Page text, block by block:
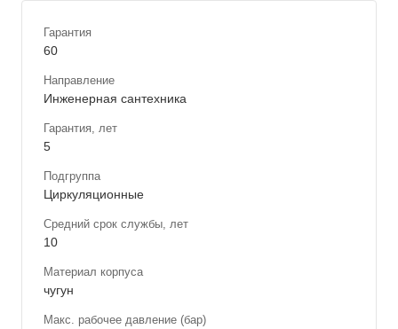
Гарантия
60
Направление
Инженерная сантехника
Гарантия, лет
5
Подгруппа
Циркуляционные
Средний срок службы, лет
10
Материал корпуса
чугун
Макс. рабочее давление (бар)